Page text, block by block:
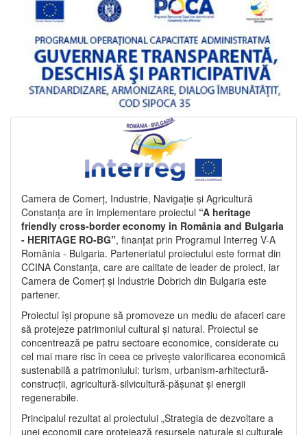
Camera de Comerț, Industrie, Navigație și Agricultură
Constanța are în implementare proiectul “A heritage
friendly cross-border economy in România and Bulgaria
- HERITAGE RO-BG”, finanțat prin Programul Interreg V-A
România - Bulgaria. Parteneriatul proiectului este format din
CCINA Constanța, care are calitate de leader de proiect, iar
Camera de Comerț și Industrie Dobrich din Bulgaria este
partener.
Proiectul își propune să promoveze un mediu de afaceri care
să protejeze patrimoniul cultural și natural. Proiectul se
concentrează pe patru sectoare economice, considerate cu
cel mai mare risc în ceea ce privește valorificarea economică
sustenabilă a patrimoniului: turism, urbanism-arhitectură-
construcții, agricultură-silvicultură-pășunat și energii
regenerabile.
Principalul rezultat al proiectului „Strategia de dezvoltare a
unei economii care protejează resursele naturale și culturale